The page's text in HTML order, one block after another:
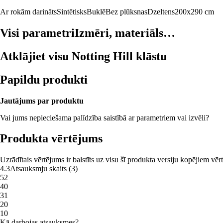
Ar rokām darinātsSintētisksBuklēBez plūksnasDzeltens200x290 cm
Visi parametriIzmēri, materiāls…
Atklājiet visu Notting Hill klāstu
Papildu produkti
Jautājums par produktu
Vai jums nepieciešama palīdzība saistībā ar parametriem vai izvēli?
Produkta vērtējums
Uzrādītais vērtējums ir balstīts uz visu šī produkta versiju kopējiem
4.3Atsauksmju skaits (3)
52
40
31
20
10